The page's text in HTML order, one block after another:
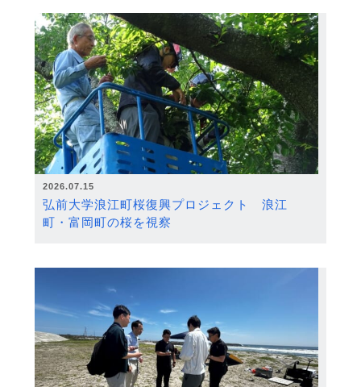
2026.07.15
弘前大学浪江町桜復興プロジェクト 浪江
町・富岡町の桜を視察